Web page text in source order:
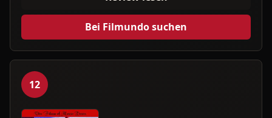
Bei Filmundo suchen
12